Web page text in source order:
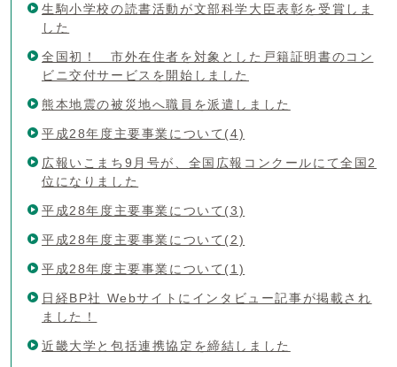
生駒小学校の読書活動が文部科学大臣表彰を受賞しま
した
全国初！ 市外在住者を対象とした戸籍証明書のコン
ビニ交付サービスを開始しました
熊本地震の被災地へ職員を派遣しました
平成28年度主要事業について(4)
広報いこまち9月号が、全国広報コンクールにて全国2
位になりました
平成28年度主要事業について(3)
平成28年度主要事業について(2)
平成28年度主要事業について(1)
日経BP社 Webサイトにインタビュー記事が掲載され
ました！
近畿大学と包括連携協定を締結しました